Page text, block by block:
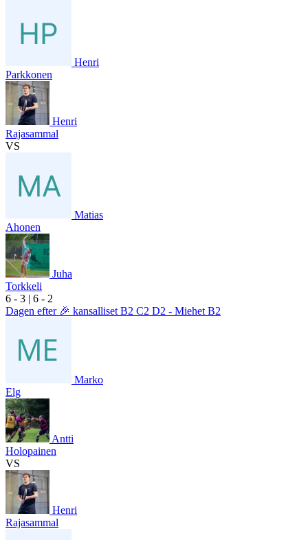
Henri
Parkkonen
Henri
Rajasammal
VS
Matias
Ahonen
Juha
Torkkeli
6 - 3 | 6 - 2
Dagen efter 🎉 kansalliset B2 C2 D2 - Miehet B2
Marko
Elg
Antti
Holopainen
VS
Henri
Rajasammal